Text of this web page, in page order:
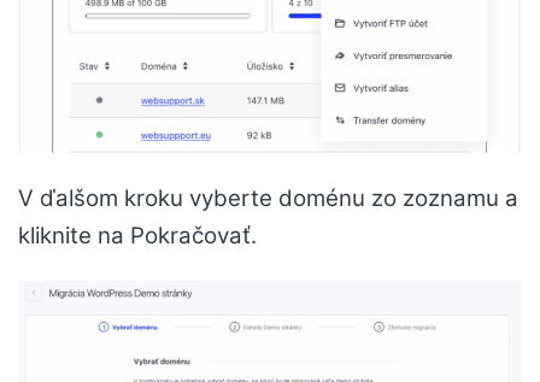
V ďalšom kroku vyberte doménu zo zoznamu a
kliknite na Pokračovať.